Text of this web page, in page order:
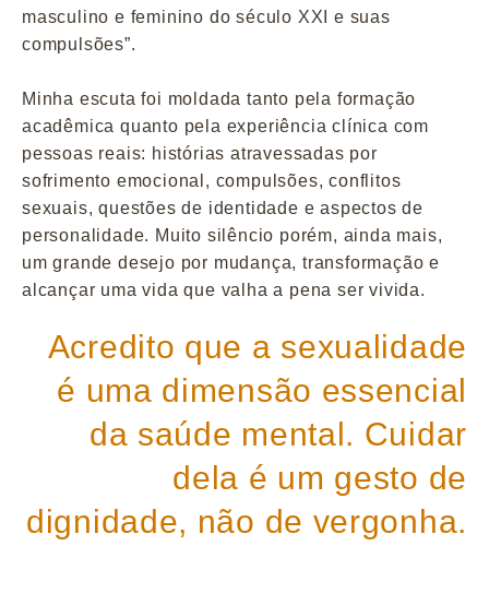
masculino e feminino do século XXI e suas
compulsões”.
Minha escuta foi moldada tanto pela formação
acadêmica quanto pela experiência clínica com
pessoas reais: histórias atravessadas por
sofrimento emocional, compulsões, conflitos
sexuais, questões de identidade e aspectos de
personalidade. Muito silêncio porém, ainda mais,
um grande desejo por mudança, transformação e
alcançar uma vida que valha a pena ser vivida.
Acredito que a sexualidade
é uma dimensão essencial
da saúde mental. Cuidar
dela é um gesto de
dignidade, não de vergonha.